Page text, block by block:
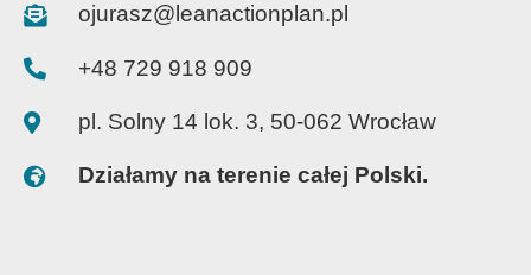
ojurasz@leanactionplan.pl
+48 729 918 909
pl. Solny 14 lok. 3, 50-062 Wrocław
Działamy na terenie całej Polski.